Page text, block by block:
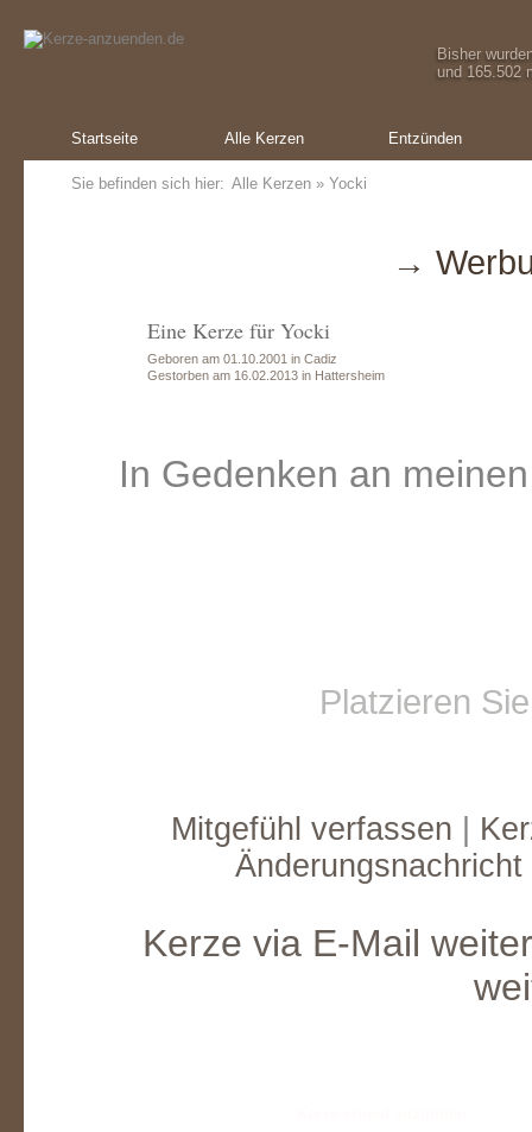
Bisher
und 165.502
Startseite Alle Kerzen Entzünden
Sie befinden sich hier: Alle Kerzen » Yocki
→
Eine Kerze für Yocki
Geboren am 01.10.2001 in Cadiz
Gestorben am 16.02.2013 in Hattersheim
In Gedenken an
Platzieren
Mitgefühl verfassen
Kerze via E-Mail